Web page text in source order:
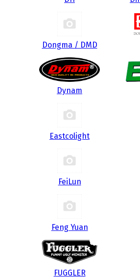
Dongma / DMD
Dynam
Eastcolight
FeiLun
Feng Yuan
FUGGLER